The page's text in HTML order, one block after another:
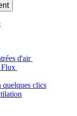
d'air
Flux
quelques clics